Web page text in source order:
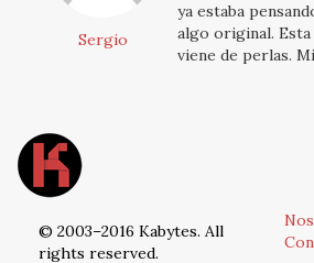
Sergio
ya estaba
algo original.
viene de perlas.
© 2003–2016 Kabytes. All
rights reserved.